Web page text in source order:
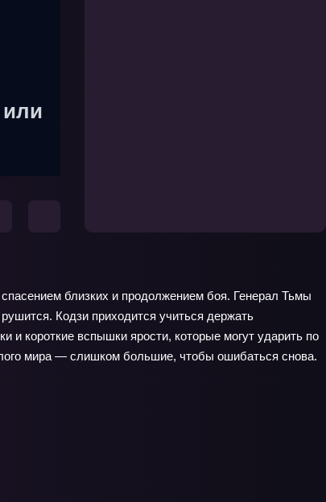
близких и продолжением боя. Генерал Тьмы
Кодзи приходится учиться держать
и короткие вспышки ярости, которые могут ударить по
мира — слишком большие, чтобы ошибаться снова.